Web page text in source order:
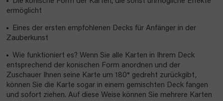
ermöglicht
Eines der ersten empfohlenen Decks für Anfänger in der
Zauberkunst
Wie funktioniert es? Wenn Sie alle Karten in Ihrem Deck
entsprechend der konischen Form anordnen und der
Zuschauer Ihnen seine Karte um 180° gedreht zurückgibt,
können Sie die Karte sogar in einem gemischten Deck fangen
und sofort ziehen. Auf diese Weise können Sie mehrere Karten